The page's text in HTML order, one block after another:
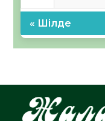
« Шілде